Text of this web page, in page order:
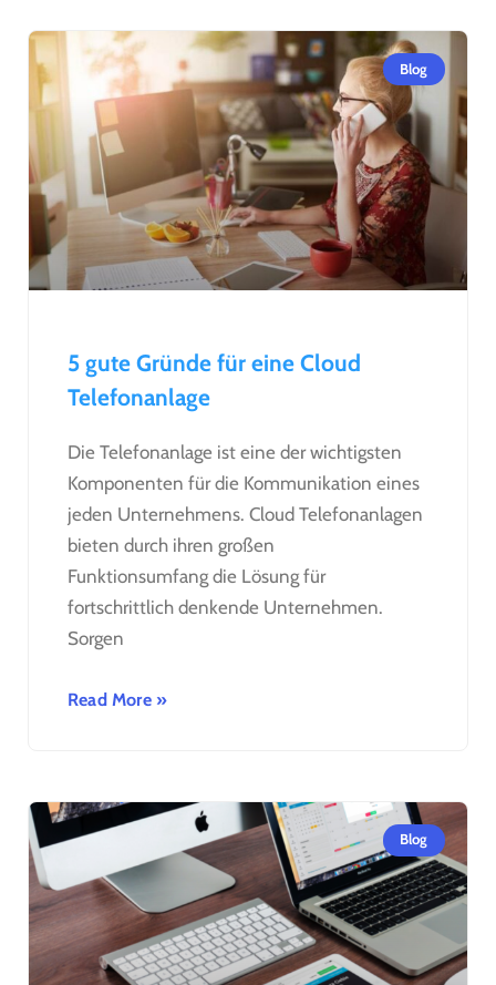
Blog
5 gute Gründe für eine Cloud
Telefonanlage
Die Telefonanlage ist eine der wichtigsten
Komponenten für die Kommunikation eines
jeden Unternehmens. Cloud Telefonanlagen
bieten durch ihren großen
Funktionsumfang die Lösung für
fortschrittlich denkende Unternehmen.
Sorgen
Read More »
Blog